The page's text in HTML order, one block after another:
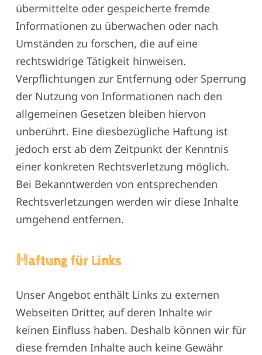
übermittelte oder gespeicherte fremde
Informationen zu überwachen oder nach
Umständen zu forschen, die auf eine
rechtswidrige Tätigkeit hinweisen.
Verpflichtungen zur Entfernung oder Sperrung
der Nutzung von Informationen nach den
allgemeinen Gesetzen bleiben hiervon
unberührt. Eine diesbezügliche Haftung ist
jedoch erst ab dem Zeitpunkt der Kenntnis
einer konkreten Rechtsverletzung möglich.
Bei Bekanntwerden von entsprechenden
Rechtsverletzungen werden wir diese Inhalte
umgehend entfernen.
Haftung für Links
Unser Angebot enthält Links zu externen
Webseiten Dritter, auf deren Inhalte wir
keinen Einfluss haben. Deshalb können wir für
diese fremden Inhalte auch keine Gewähr